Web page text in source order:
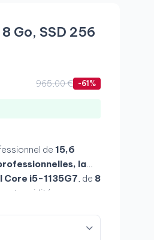
Go, SSD 256
965,00 € -61%
de 15,6
la
Core i5-1135G7, de 8
et rapidité pour un